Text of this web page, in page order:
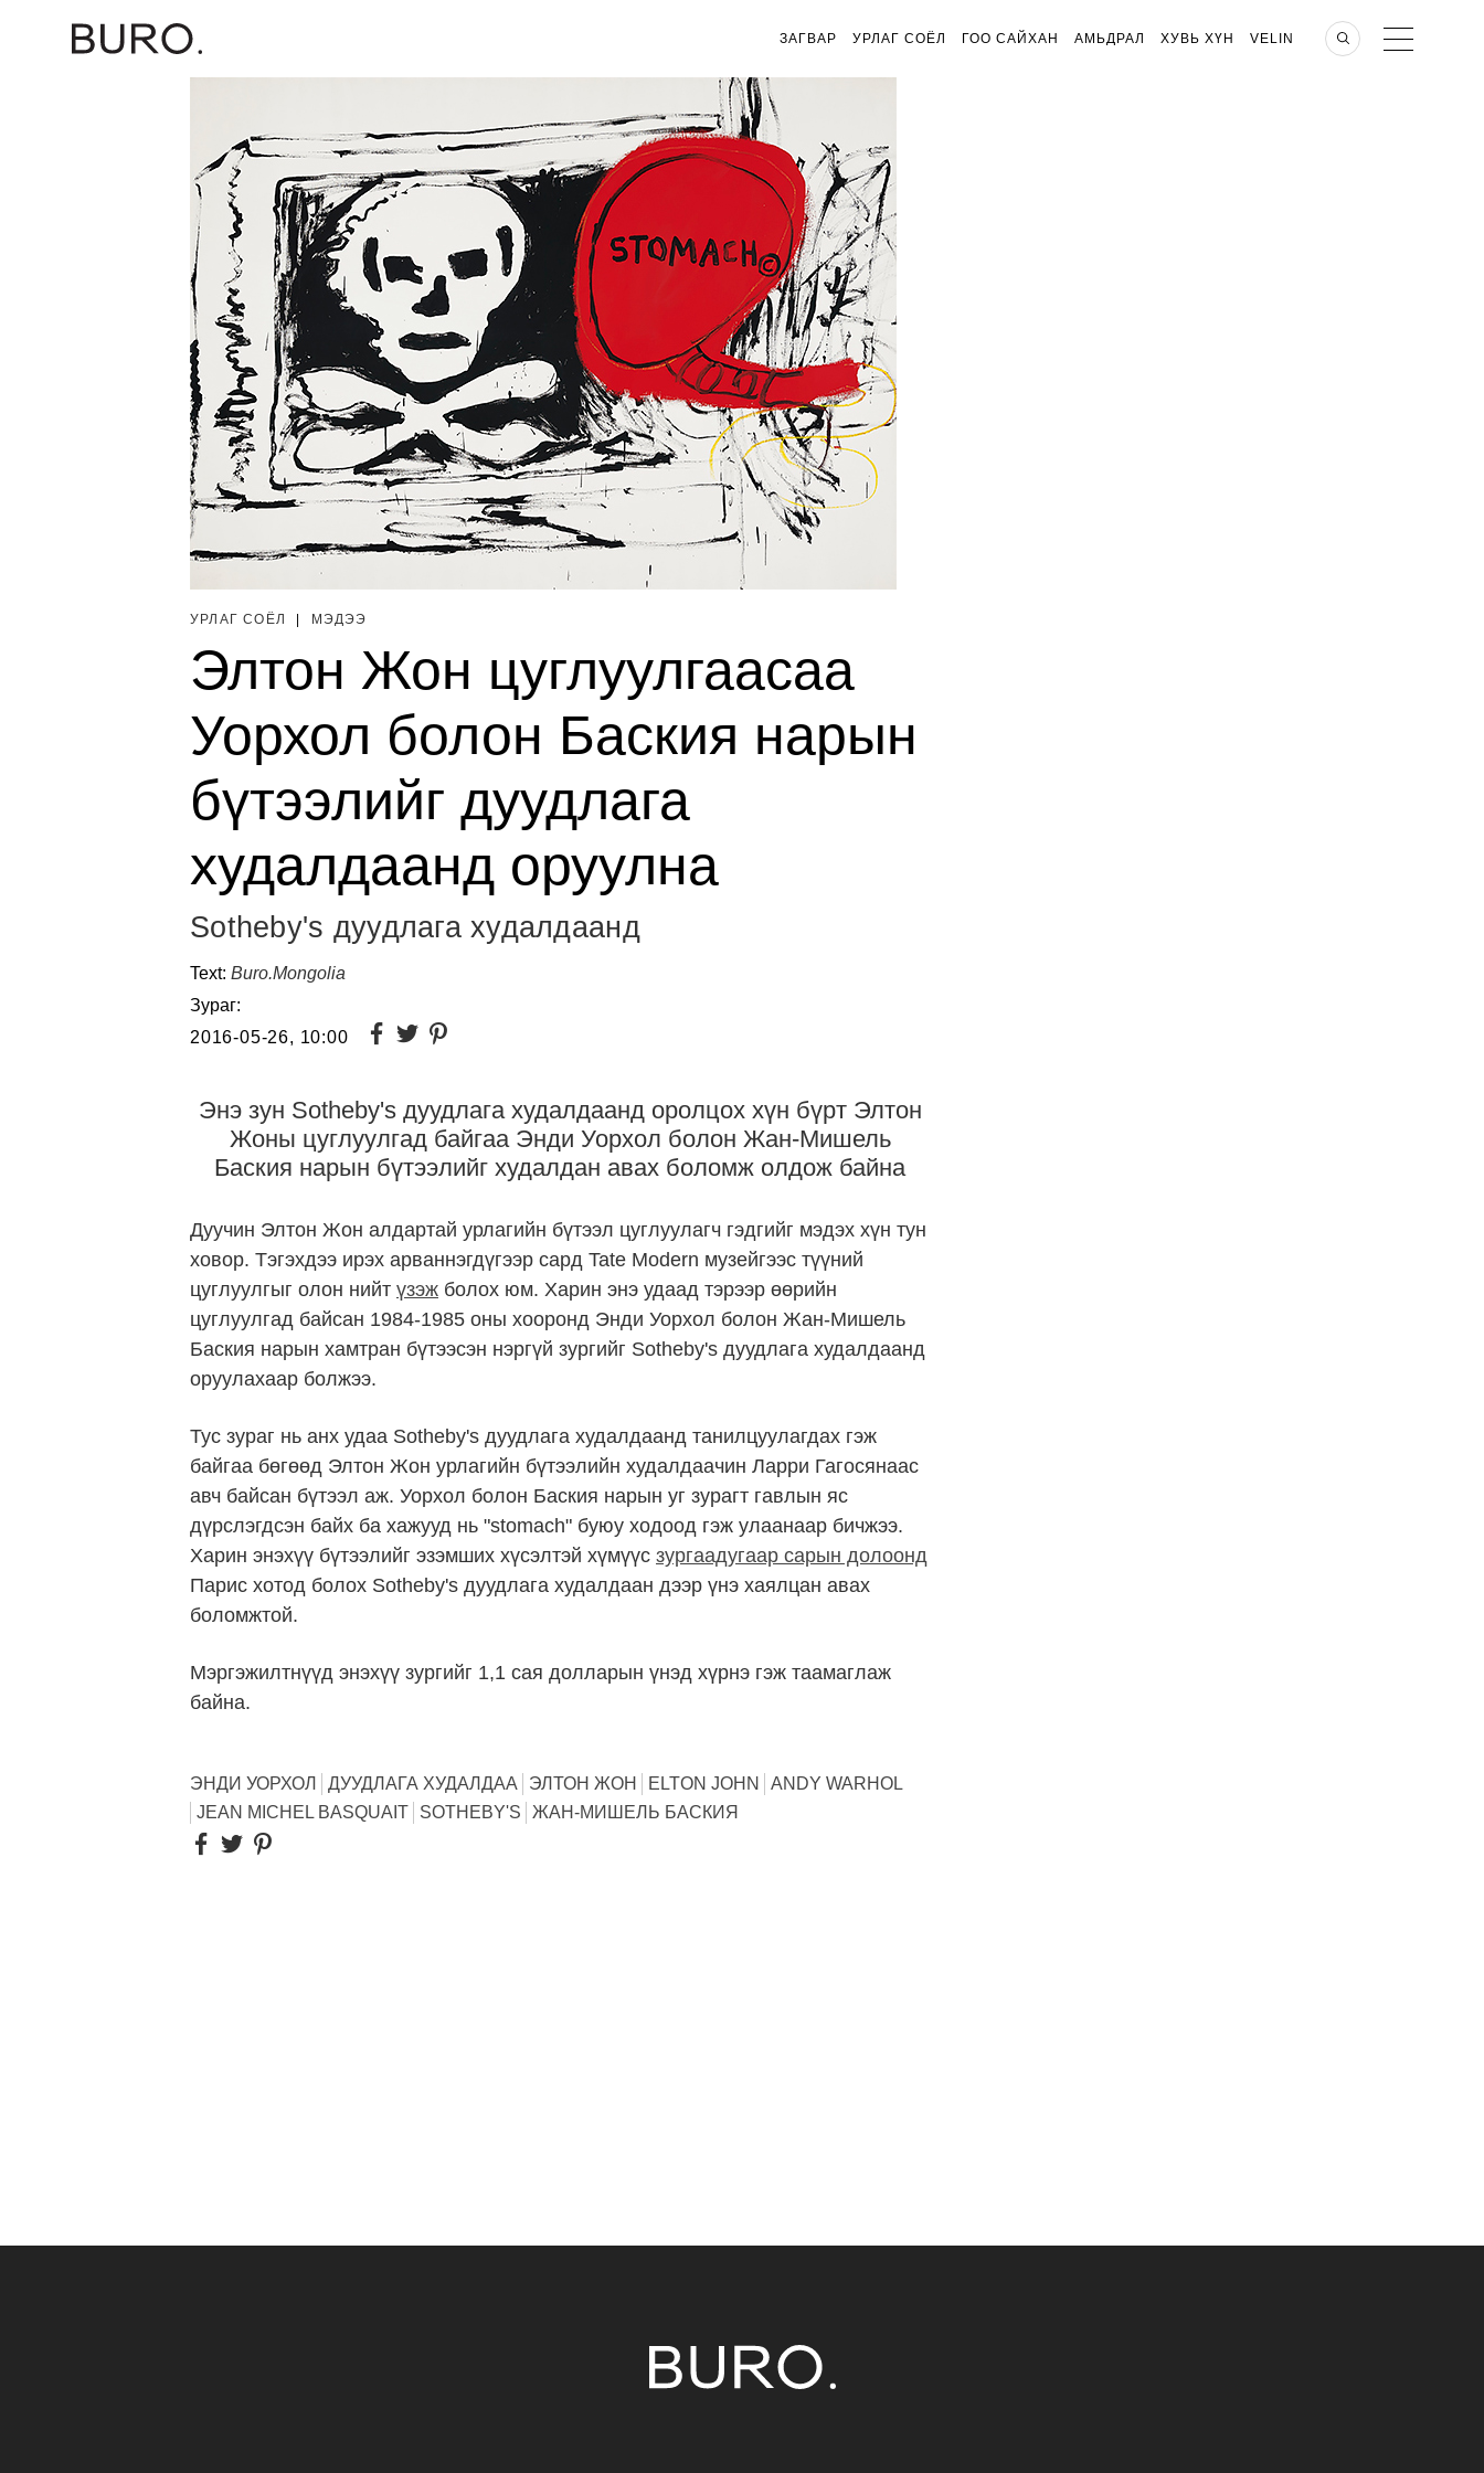
ЗАГВАР УРЛАГ СОЁЛ ГОО САЙХАН АМЬДРАЛ ХУВЬ ХҮН VELIN
УРЛАГ СОЁЛ МЭДЭЭ
Элтон Жон цуглуулгаасаа
Уорхол болон Баския нарын
бүтээлийг дуудлага
худалдаанд оруулна
Sotheby's дуудлага худалдаанд
Text: Buro.Mongolia
Зураг:
2016-05-26, 10:00
Энэ зун Sotheby's дуудлага худалдаанд оролцох хүн бүрт Элтон
Жоны цуглуулгад байгаа Энди Уорхол болон Жан-Мишель
Баския нарын бүтээлийг худалдан авах боломж олдож байна
Дуучин Элтон Жон алдартай урлагийн бүтээл цуглуулагч гэдгийг мэдэх хүн тун
ховор. Тэгэхдээ ирэх арваннэгдүгээр сард Tate Modern музейгээс түүний
цуглуулгыг олон нийт үзэж болох юм. Харин энэ удаад тэрээр өөрийн
цуглуулгад байсан 1984-1985 оны хооронд Энди Уорхол болон Жан-Мишель
Баския нарын хамтран бүтээсэн нэргүй зургийг Sotheby's дуудлага худалдаанд
оруулахаар болжээ.
Тус зураг нь анх удаа Sotheby's дуудлага худалдаанд танилцуулагдах гэж
байгаа бөгөөд Элтон Жон урлагийн бүтээлийн худалдаачин Ларри Гагосянаас
авч байсан бүтээл аж. Уорхол болон Баския нарын уг зурагт гавлын яс
дүрслэгдсэн байх ба хажууд нь "stomach" буюу ходоод гэж улаанаар бичжээ.
Харин энэхүү бүтээлийг эзэмших хүсэлтэй хүмүүс зургаадугаар сарын долоонд
Парис хотод болох Sotheby's дуудлага худалдаан дээр үнэ хаялцан авах
боломжтой.
Мэргэжилтнүүд энэхүү зургийг 1,1 сая долларын үнэд хүрнэ гэж таамаглаж
байна.
ЭНДИ УОРХОЛ ДУУДЛАГА ХУДАЛДАА ЭЛТОН ЖОН ELTON JOHN
ANDY WARHOL
JEAN MICHEL BASQUAIT
SOTHEBY'S ЖАН-МИШЕЛЬ БАСКИЯ